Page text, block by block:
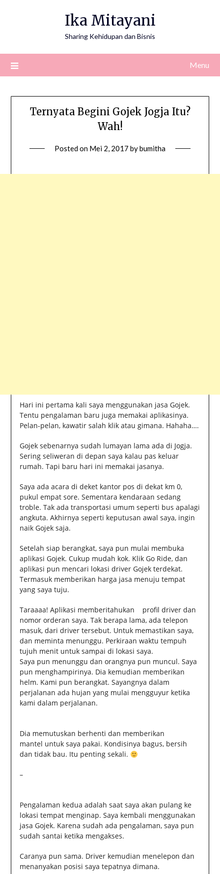
Ika Mitayani
Sharing Kehidupan dan Bisnis
Menu
Ternyata Begini Gojek Jogja Itu?
Wah!
Posted on Mei 2, 2017 bybumitha
Hari ini pertama kali saya menggunakan jasa Gojek.
Tentu pengalaman baru juga memakai aplikasinya.
Pelan-pelan, kawatir salah klik atau gimana. Hahaha….
Gojek sebenarnya sudah lumayan lama ada di Jogja.
Sering seliweran di depan saya kalau pas keluar
rumah. Tapi baru hari ini memakai jasanya.
Saya ada acara di deket kantor pos di dekat km 0,
pukul empat sore. Sementara kendaraan sedang
troble. Tak ada transportasi umum seperti bus apalagi
angkuta. Akhirnya seperti keputusan awal saya, ingin
naik Gojek saja.
Setelah siap berangkat, saya pun mulai membuka
aplikasi Gojek. Cukup mudah kok. Klik Go Ride, dan
aplikasi pun mencari lokasi driver Gojek terdekat.
Termasuk memberikan harga jasa menuju tempat
yang saya tuju.
Taraaaa! Aplikasi memberitahukan profil driver dan
nomor orderan saya. Tak berapa lama, ada telepon
masuk, dari driver tersebut. Untuk memastikan saya,
dan meminta menunggu. Perkiraan waktu tempuh
tujuh menit untuk sampai di lokasi saya.
Saya pun menunggu dan orangnya pun muncul. Saya
pun menghampirinya. Dia kemudian memberikan
helm. Kami pun berangkat. Sayangnya dalam
perjalanan ada hujan yang mulai mengguyur ketika
kami dalam perjalanan.
Dia memutuskan berhenti dan memberikan
mantel untuk saya pakai. Kondisinya bagus, bersih
dan tidak bau. Itu penting sekali.
–
Pengalaman kedua adalah saat saya akan pulang ke
lokasi tempat menginap. Saya kembali menggunakan
jasa Gojek. Karena sudah ada pengalaman, saya pun
sudah santai ketika mengakses.
Caranya pun sama. Driver kemudian menelepon dan
menanyakan posisi saya tepatnya dimana.